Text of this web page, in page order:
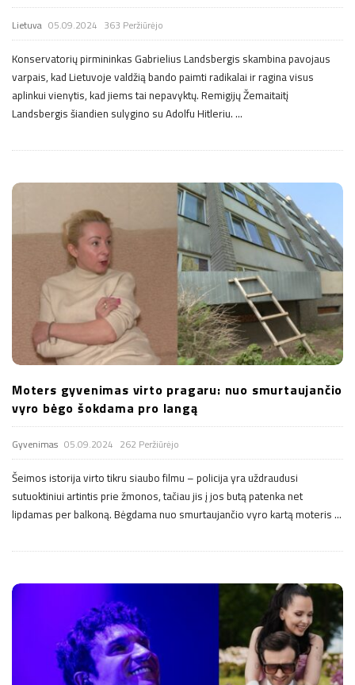
Lietuva 05.09.2024 363 Peržiūrėjo
Konservatorių pirmininkas Gabrielius Landsbergis skambina pavojaus
varpais, kad Lietuvoje valdžią bando paimti radikalai ir ragina visus
aplinkui vienytis, kad jiems tai nepavyktų. Remigijų Žemaitaitį
Landsbergis šiandien sulygino su Adolfu Hitleriu. …
Moters gyvenimas virto pragaru: nuo smurtaujančio
vyro bėgo šokdama pro langą
Gyvenimas 05.09.2024 262 Peržiūrėjo
Šeimos istorija virto tikru siaubo filmu – policija yra uždraudusi
sutuoktiniui artintis prie žmonos, tačiau jis į jos butą patenka net
lipdamas per balkoną. Bėgdama nuo smurtaujančio vyro kartą moteris …